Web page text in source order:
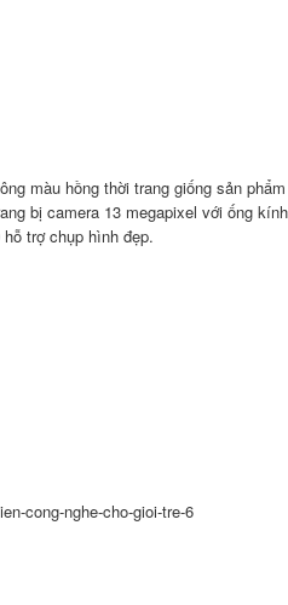
màu hồng thời trang giống sản phẩm
bị camera 13 megapixel với ống kính
trợ chụp hình đẹp.